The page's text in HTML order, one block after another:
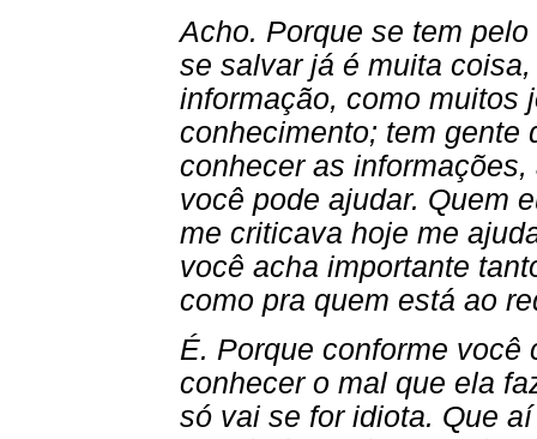
Acho. Porque se tem
se salvar já é muita
informação, como muitos
conhecimento; tem gente
conhecer as
você pode ajudar. Quem
me criticava hoje me
você acha importante
como pra quem está ao
É. Porque conforme você
conhecer o mal que ela
só vai se for idiota. Que